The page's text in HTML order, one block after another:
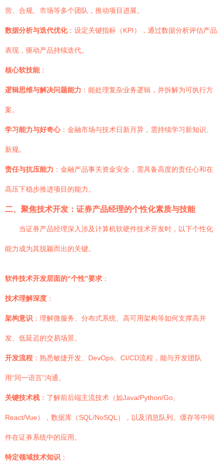
营、合规、市场等多个团队，推动项目进展。
数据分析与迭代优化：设定关键指标（KPI），通过数据分析评估产品
表现，驱动产品持续迭代。
核心软技能：
逻辑思维与解决问题能力 ：能处理复杂业务逻辑，并拆解为可执行方
案。
学习能力与好奇心：金融市场与技术日新月异，需持续学习新知识、
新规。
责任与抗压能力 ：金融产品事关资金安全，需具备高度的责任心和在
高压下稳步推进项目的能力。
二、聚焦技术开发：证券产品经理的个性化素质与技能
当证券产品经理深入涉及计算机软硬件技术开发时，以下个性化
能力成为其脱颖而出的关键。
软件技术开发层面的“个性”要求 ：
技术理解深度 ：
架构意识 ：理解微服务、分布式系统、高可用架构等如何支撑高并
发、低延迟的交易场景。
开发流程 ：熟悉敏捷开发、DevOps、CI/CD流程，能与开发团队
用“同一语言”沟通。
关键技术栈 ：了解前后端主流技术（如Java/Python/Go,
React/Vue），数据库（SQL/NoSQL），以及消息队列、缓存等中间
件在证券系统中的应用。
特定领域技术知识 ：